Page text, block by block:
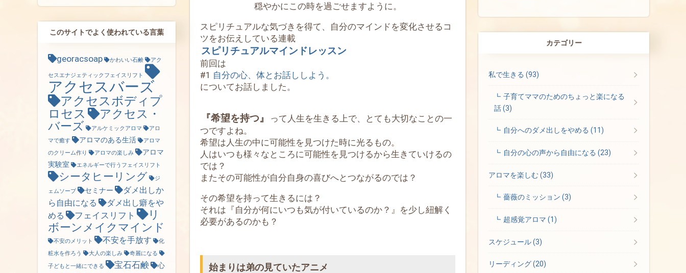
穏やかにこの時を過ごせますように。
スピリチュアルな気づきを得て、自分のマインドを変化させるコ
ツをお伝えしている連載
スピリチュアルマインドレッスン
前回は
#1 自分の心、体とお話ししよう。
についてお話しました。
『希望を持つ』
って人生を生きる上で、とても大切なことの一
つですよね。
希望は人生の中に可能性を見つけた時に光るもの。
人はいつも様々なところに可能性を見つけるから生きていけるの
では？
またその可能性が自分自身の喜びへとつながるのでは？
その希望を持って生きるには？
それは『自分が何にいつも気が付いているのか？』を少し紐解く
必要があるのかも？
始まりは弟の見ていたアニメ
このサイトでよく使われている言葉
georacsoap かわいい石鹸 アク
セスエナジェティックフェイスリフト
アクセスバーズ
アクセスボディプ
ロセス
アクセス・
バーズ
アルケミックアロマ
アロ
マで癒す
アロマのある生活
アロマ
のクリーム作り
アロマの楽しみ
アロマ
実験室
エネルギーで行うフェイスリフト
シータヒーリング
ジ
ェムソープ
セミナー
ダメ出しか
ら自由になる
ダメ出し癖をや
める
フェイスリフト
リ
ボーンメイクマインド
不安のメリット 不安を手放す
化
粧水を作ろう
大人の楽しみ
奇麗になる
子どもと一緒にできる
宝石石鹸
心
カテゴリー
私で生きる (93)
子育てママのためのちょっと楽になる
話(3)
自分へのダメ出しをやめる(11)
自分の心の声から自由になる(23)
アロマを楽しむ(33)
薔薇のミッション(3)
超感覚アロマ(1)
スケジュール(3)
リーディング(20)